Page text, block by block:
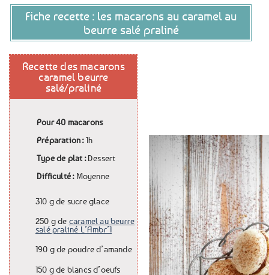
Fiche recette : les macarons au caramel au
beurre salé praliné
Recette des macarons
caramel beurre
salé/praliné
Pour40 macarons
Préparation :1h
Type de plat :Dessert
Difficulté :Moyenne
310 gde sucre glace
250 gde caramel au beurre
salé praliné L’Ambr’1
190 gde poudre d’amande
150 gde blancs d’oeufs